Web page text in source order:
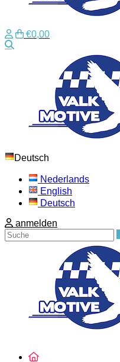
€0,00
Deutsch
Nederlands
English
Deutsch
anmelden